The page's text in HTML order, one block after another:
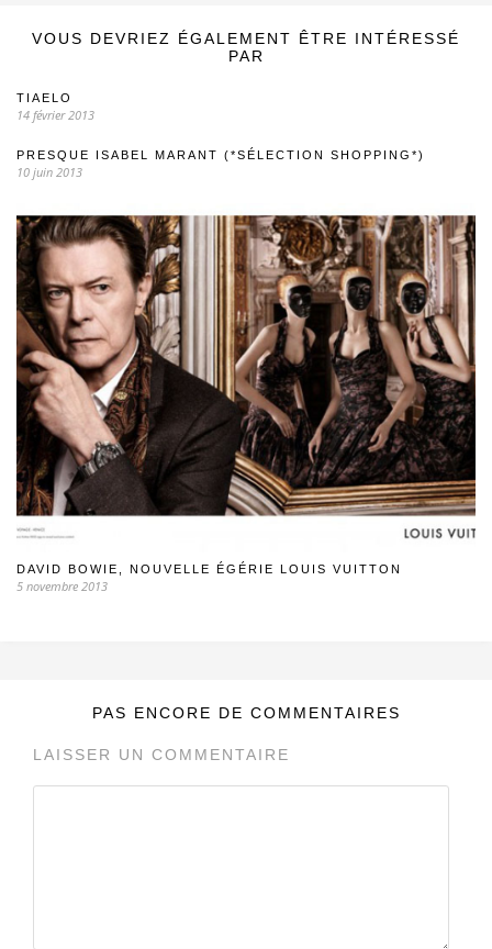
VOUS DEVRIEZ ÉGALEMENT ÊTRE INTÉRESSÉ
PAR
TIAELO
14 février 2013
PRESQUE ISABEL MARANT (*SÉLECTION SHOPPING*)
10 juin 2013
DAVID BOWIE, NOUVELLE ÉGÉRIE LOUIS VUITTON
5 novembre 2013
PAS ENCORE DE COMMENTAIRES
LAISSER UN COMMENTAIRE